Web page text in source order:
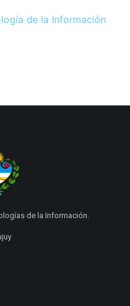
de la Información
de la Información.